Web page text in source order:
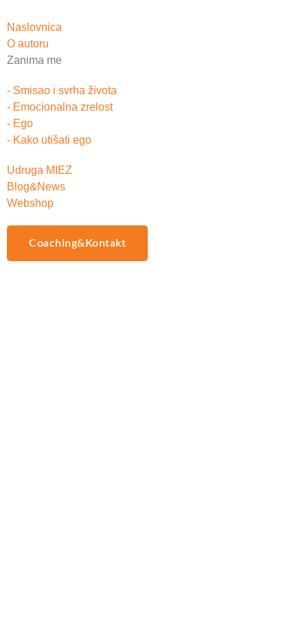
Naslovnica
O autoru
Zanima me
- Smisao i svrha života
- Emocionalna zrelost
- Ego
- Kako utišati ego
Udruga MIEZ
Blog&News
Webshop
Coaching&Kontakt